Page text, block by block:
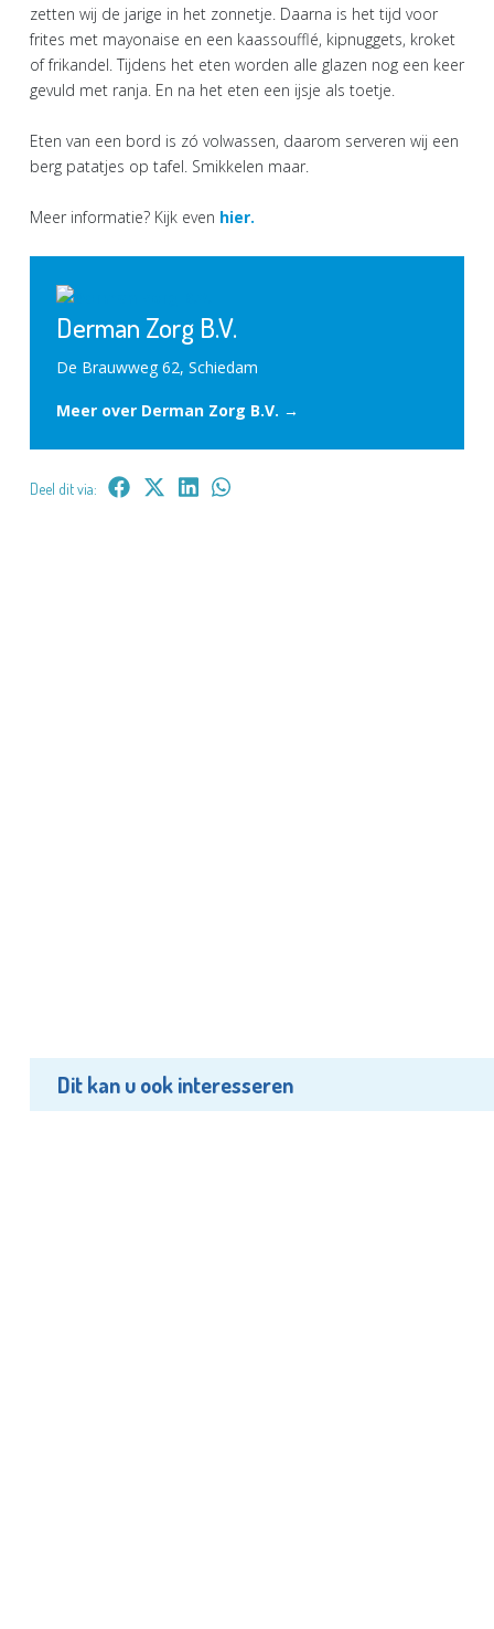
zetten wij de jarige in het zonnetje. Daarna is het tijd voor
frites met mayonaise en een kaassoufflé, kipnuggets, kroket
of frikandel. Tijdens het eten worden alle glazen nog een keer
gevuld met ranja. En na het eten een ijsje als toetje.
Eten van een bord is zó volwassen, daarom serveren wij een
berg patatjes op tafel. Smikkelen maar.
Meer informatie? Kijk even hier.
Derman Zorg B.V.
De Brauwweg 62, Schiedam
Meer over Derman Zorg B.V. →
Deel dit via:
Dit kan u ook interesseren